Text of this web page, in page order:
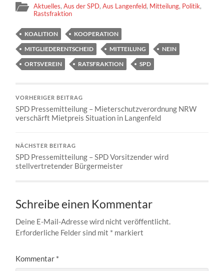
Aktuelles,Aus der SPD,Aus Langenfeld, Mitteilung, Politik,
Rastsfraktion
KOALITION
KOOPERATION
MITGLIEDERENTSCHEID
MITTEILUNG
NEIN
ORTSVEREIN
RATSFRAKTION SPD
VORHERIGER BEITRAG
SPD Pressemitteilung – Mieterschutzverordnung NRW
verschärft Mietpreis Situation in Langenfeld
NÄCHSTER BEITRAG
SPD Pressemitteilung – SPD Vorsitzender wird
stellvertretender Bürgermeister
Schreibe einen Kommentar
Deine E-Mail-Adresse wird nicht veröffentlicht.
Erforderliche Felder sind mit * markiert
Kommentar *